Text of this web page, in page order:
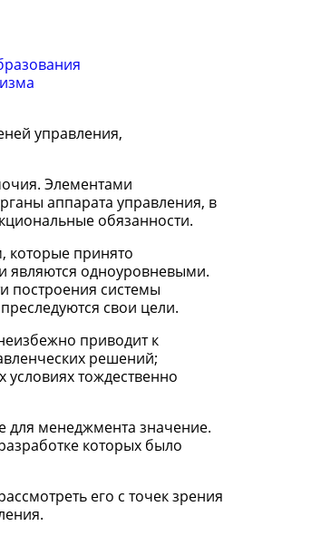
управления,
Элементами
аппарата управления, в
обязанности.
которые принято
являются одноуровневыми.
построения системы
свои цели.
приводит к
решений;
условиях тождественно
для менеджмента значение.
которых было
его с точек зрения